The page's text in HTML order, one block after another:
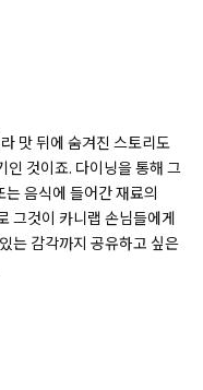
맛 뒤에 숨겨진 스토리도
인 것이죠. 다이닝을 통해 그
음식에 들어간 재료의
그것이 카니랩 손님들에게
는 감각까지 공유하고 싶은